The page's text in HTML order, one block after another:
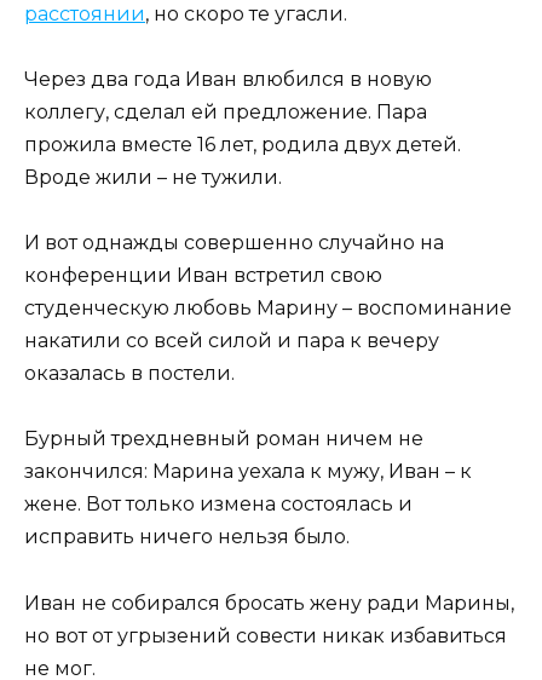
расстоянии, но скоро те угасли.
Через два года Иван влюбился в новую
коллегу, сделал ей предложение. Пара
прожила вместе 16 лет, родила двух детей.
Вроде жили – не тужили.
И вот однажды совершенно случайно на
конференции Иван встретил свою
студенческую любовь Марину – воспоминание
накатили со всей силой и пара к вечеру
оказалась в постели.
Бурный трехдневный роман ничем не
закончился: Марина уехала к мужу, Иван – к
жене. Вот только измена состоялась и
исправить ничего нельзя было.
Иван не собирался бросать жену ради Марины,
но вот от угрызений совести никак избавиться
не мог.